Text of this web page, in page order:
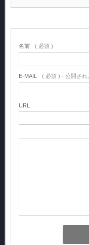
名前 ( 必須 )
E-MAIL ( 必須 ) - 公開され
URL